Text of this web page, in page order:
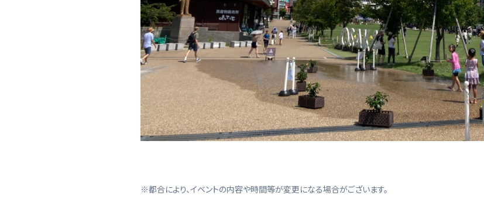
※都合により、イベントの内容や時間等が変更になる場合がございます。